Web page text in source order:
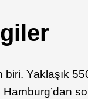
biri. Yaklaşık